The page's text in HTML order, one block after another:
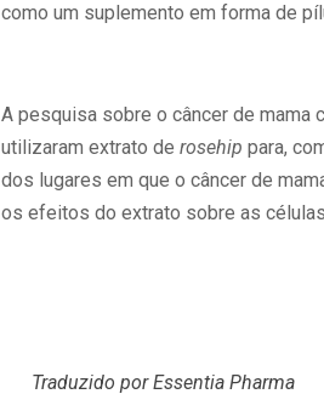
como um suplemento em forma de
A pesquisa sobre o câncer de
utilizaram extrato de rosehip para,
dos lugares em que o câncer de
os efeitos do extrato sobre as
Traduzido por Essentia Pharma